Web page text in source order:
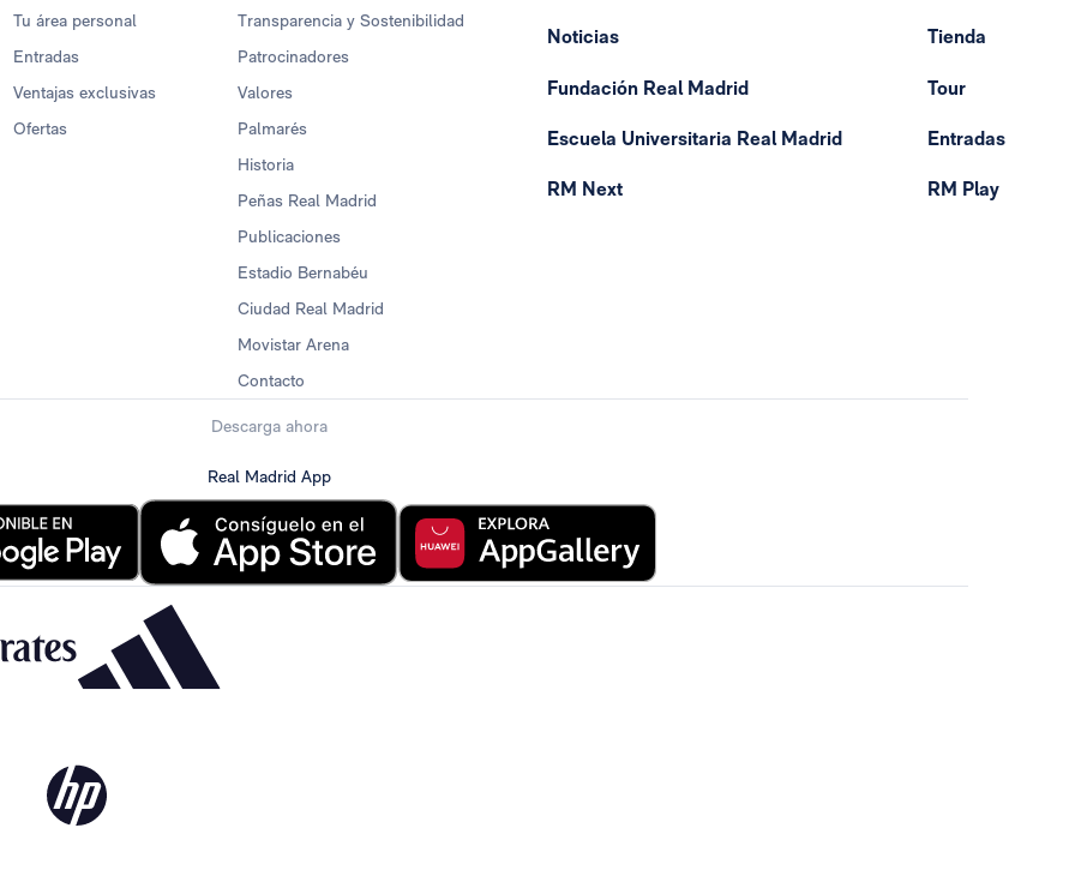
Tu área personal
Entradas
Ventajas exclusivas
Ofertas
Transparencia y Sostenibilidad
Patrocinadores
Valores
Palmarés
Historia
Peñas Real Madrid
Publicaciones
Estadio Bernabéu
Ciudad Real Madrid
Movistar Arena
Contacto
Noticias
Fundación Real Madrid
Escuela Universitaria Real Madrid
RM Next
Tienda
Tour
Entradas
RM Play
Descarga ahora
Real Madrid App